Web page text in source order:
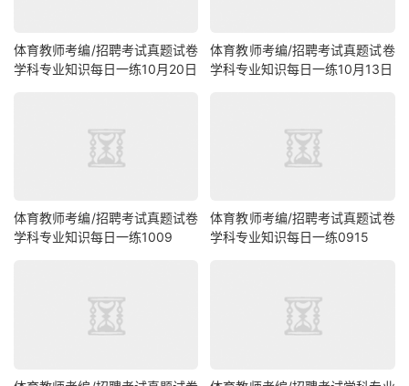
体育教师考编/招聘考试真题试卷
学科专业知识每日一练10月20日
体育教师考编/招聘考试真题试卷
学科专业知识每日一练10月13日
体育教师考编/招聘考试真题试卷
学科专业知识每日一练1009
体育教师考编/招聘考试真题试卷
学科专业知识每日一练0915